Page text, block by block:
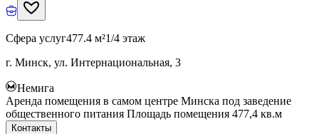
Сфера услуг477.4 м²1/4 этаж
г. Минск, ул. Интернациональная, 3
Немига
Аренда помещения в самом центре Минска под заведение
общественного питания Площадь помещения 477,4 кв.м
Контакты